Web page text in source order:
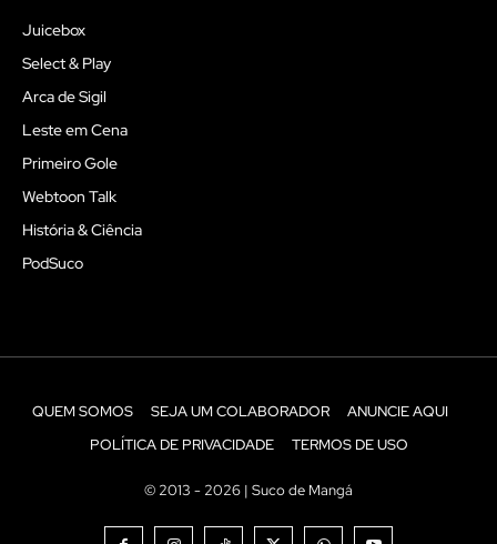
Juicebox
Select & Play
Arca de Sigil
Leste em Cena
Primeiro Gole
Webtoon Talk
História & Ciência
PodSuco
QUEM SOMOS SEJA UM COLABORADOR
ANUNCIE AQUI
POLÍTICA DE PRIVACIDADE
TERMOS DE USO
© 2013 - 2026 | Suco de Mangá